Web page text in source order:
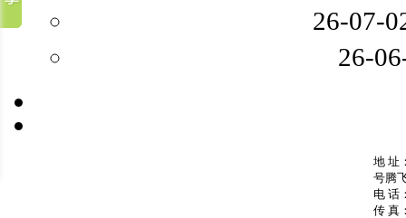
26-07-
26-
地 址
号腾
电 话
传 真